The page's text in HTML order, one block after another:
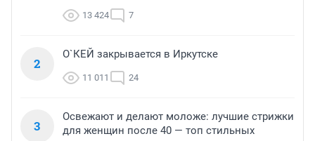
13 424 7
2
О`КЕЙ закрывается в Иркутске
11 011 24
3
Освежают и делают моложе: лучшие стрижки
для женщин после 40 — топ стильных